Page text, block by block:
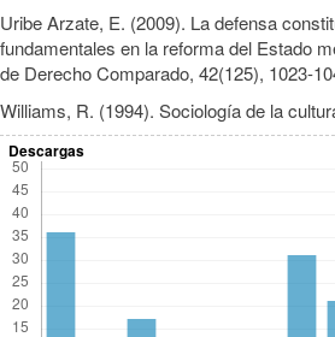
Uribe Arzate, E. (2009). La defensa
fundamentales en la reforma del Estado
de Derecho Comparado, 42(125), 1023-
Williams, R. (1994). Sociología de la
Descargas